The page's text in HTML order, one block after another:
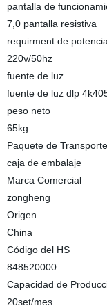
pantalla de
7,0 pantalla resistiva
requirment de potencia
220v/50hz
fuente de luz
fuente de luz dlp
peso neto
65kg
Paquete de Transporte
caja de embalaje
Marca Comercial
zongheng
Origen
China
Código del HS
848520000
Capacidad de
20set/mes